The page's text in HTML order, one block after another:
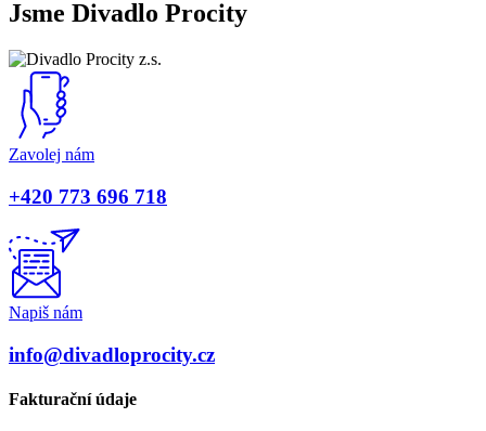
Jsme Divadlo Procity
Zavolej nám
+420 773 696 718
Napiš nám
info@divadloprocity.cz
Fakturační údaje